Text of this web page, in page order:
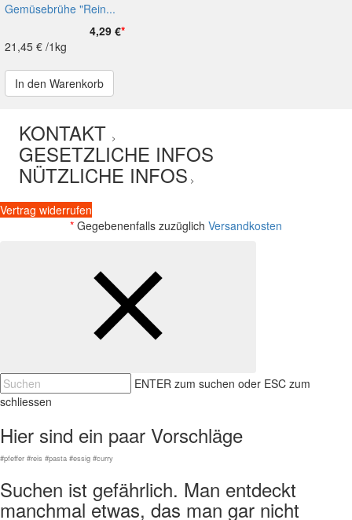
Gemüsebrühe "Rein...
4,29 €*
21,45 € /1kg
In den Warenkorb
KONTAKT >
GESETZLICHE INFOS
NÜTZLICHE INFOS >
Vertrag widerrufen
* Gegebenenfalls zuzüglich Versandkosten
ENTER zum suchen oder ESC zum
schliessen
Hier sind ein paar Vorschläge
#pfeffer #reis #pasta #essig #curry
Suchen ist gefährlich. Man entdeckt
manchmal etwas, das man gar nicht